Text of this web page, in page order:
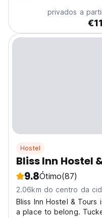
privados a
Hostel
Bliss Inn Hostel
9.8Ótimo(87)
2.06km do centro da
Bliss Inn Hostel & Tours
a place to belong.